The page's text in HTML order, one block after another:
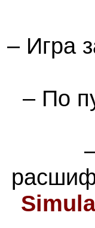
– Игра
– По